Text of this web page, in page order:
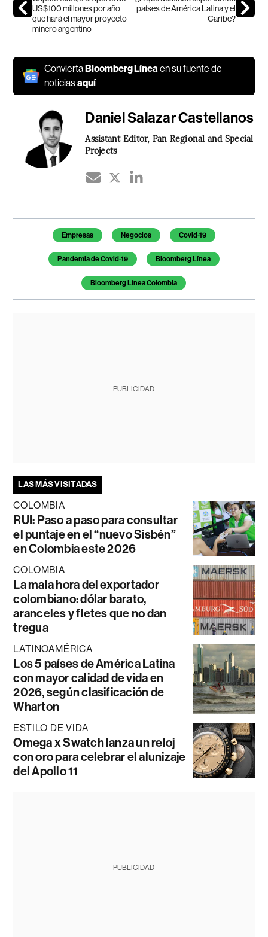
US$100 millones por año
que hará el mayor proyecto
minero argentino
países de América Latina y el
Caribe?
ConviertaBloomberg Línea en su fuente de
noticiasaquí
Daniel Salazar Castellanos
Assistant Editor, Pan Regional and Special
Projects
Temas de este artículo
Empresas Negocios Covid-19
Pandemia de Covid-19 Bloomberg Línea
Bloomberg Línea Colombia
PUBLICIDAD
LAS MÁS VISITADAS
COLOMBIA
RUI: Paso a paso para consultar
el puntaje en el “nuevo Sisbén”
en Colombia este 2026
COLOMBIA
La mala hora del exportador
colombiano: dólar barato,
aranceles y fletes que no dan
tregua
LATINOAMÉRICA
Los 5 países de América Latina
con mayor calidad de vida en
2026, según clasificación de
Wharton
ESTILO DE VIDA
Omega x Swatch lanza un reloj
con oro para celebrar el alunizaje
del Apollo 11
PUBLICIDAD